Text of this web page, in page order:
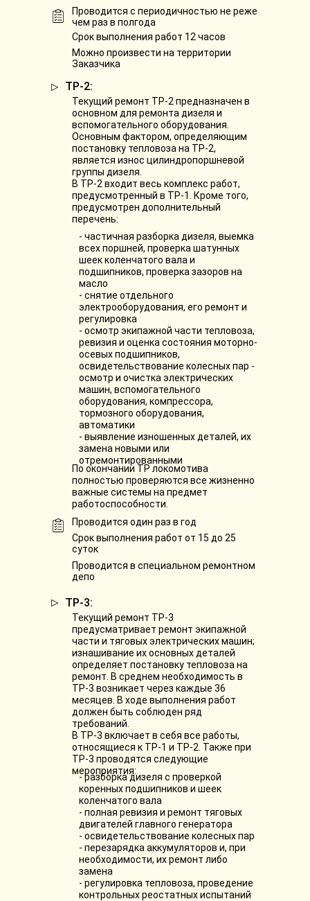
Проводится с периодичностью не реже
чем раз в полгода
ТР-2:
Текущий ремонт ТР-2 предназначен в
основном для ремонта дизеля и
вспомогательного оборудования.
Основным фактором, определяющим
постановку тепловоза на ТР-2,
является износ цилиндропоршневой
группы дизеля.
В ТР-2 входит весь комплекс работ,
предусмотренный в ТР-1. Кроме того,
предусмотрен дополнительный
перечень:
- частичная разборка дизеля, выемка
всех поршней, проверка шатунных
шеек коленчатого вала и
подшипников, проверка зазоров на
масло
- снятие отдельного
электрооборудования, его ремонт и
регулировка
- осмотр экипажной части тепловоза,
ревизия и оценка состояния моторно-
осевых подшипников,
освидетельствование колесных пар -
осмотр и очистка электрических
машин, вспомогательного
оборудования, компрессора,
тормозного оборудования,
автоматики
- выявление изношенных деталей, их
замена новыми или
отремонтированными
По окончании ТР локомотива
полностью проверяются все жизненно
важные системы на предмет
работоспособности.
ТР-3:
Текущий ремонт ТР-3
предусматривает ремонт экипажной
части и тяговых электрических машин;
изнашивание их основных деталей
определяет постановку тепловоза на
ремонт. В среднем необходимость в
ТР-3 возникает через каждые 36
месяцев. В ходе выполнения работ
должен быть соблюден ряд
требований.
В ТР-3 включает в себя все работы,
относящиеся к ТР-1 и ТР-2. Также при
ТР-3 проводятся следующие
мероприятия:
Проводится один раз в год
Можно произвести на территории
Заказчика
Срок выполнения работ 12 часов
Проводится в специальном ремонтном
депо
Срок выполнения работ от 15 до 25
суток
- разборка дизеля с проверкой
коренных подшипников и шеек
коленчатого вала
- полная ревизия и ремонт тяговых
двигателей главного генератора
- освидетельствование колесных пар
- перезарядка аккумуляторов и, при
необходимости, их ремонт либо
замена
- регулировка тепловоза, проведение
контрольных реостатных испытаний